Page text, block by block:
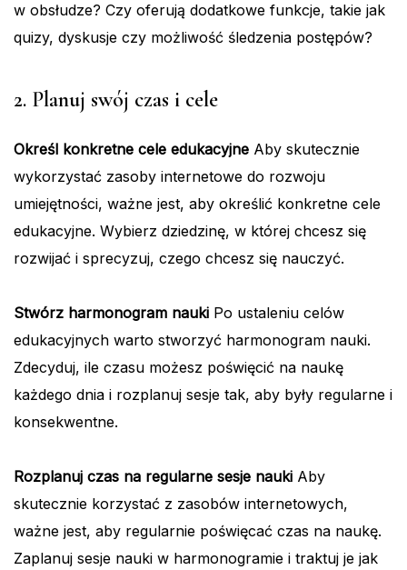
w obsłudze? Czy oferują dodatkowe funkcje, takie jak
quizy, dyskusje czy możliwość śledzenia postępów?
2. Planuj swój czas i cele
Określ konkretne cele edukacyjne Aby skutecznie
wykorzystać zasoby internetowe do rozwoju
umiejętności, ważne jest, aby określić konkretne cele
edukacyjne. Wybierz dziedzinę, w której chcesz się
rozwijać i sprecyzuj, czego chcesz się nauczyć.
Stwórz harmonogram nauki Po ustaleniu celów
edukacyjnych warto stworzyć harmonogram nauki.
Zdecyduj, ile czasu możesz poświęcić na naukę
każdego dnia i rozplanuj sesje tak, aby były regularne i
konsekwentne.
Rozplanuj czas na regularne sesje nauki Aby
skutecznie korzystać z zasobów internetowych,
ważne jest, aby regularnie poświęcać czas na naukę.
Zaplanuj sesje nauki w harmonogramie i traktuj je jak